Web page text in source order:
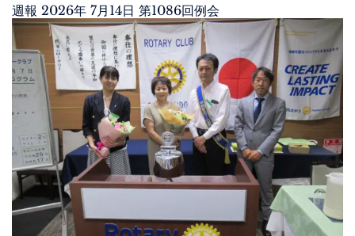
週報 2026年 7月14日 第1086回例会